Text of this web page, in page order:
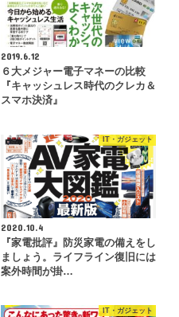
2019.6.12
６大メジャー電子マネーの比較
『キャッシュレス時代のクレカ＆
スマホ決済』
IT・ガジェット
2020.10.4
『家電批評』防災家電の備えをし
ましょう。ライフライン復旧には
案外時間が掛…
IT・ガジェット